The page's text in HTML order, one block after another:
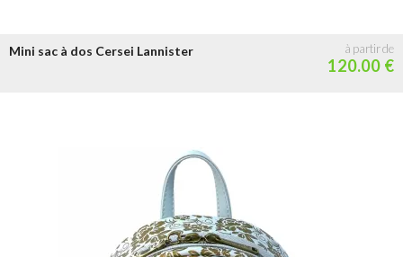
Mini sac à dos Cersei Lannister
120.00 €